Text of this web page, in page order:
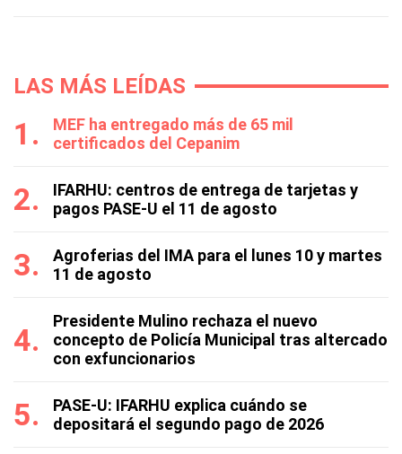
LAS MÁS LEÍDAS
MEF ha entregado más de 65 mil
certificados del Cepanim
IFARHU: centros de entrega de tarjetas y
pagos PASE-U el 11 de agosto
Agroferias del IMA para el lunes 10 y martes
11 de agosto
Presidente Mulino rechaza el nuevo
concepto de Policía Municipal tras altercado
con exfuncionarios
PASE-U: IFARHU explica cuándo se
depositará el segundo pago de 2026